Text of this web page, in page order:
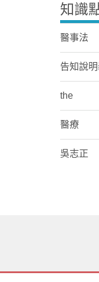
知識
醫事法
告知說
the
醫療
吳志正